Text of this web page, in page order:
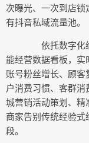
次曝光、一次到店锁
有抖音私域流量池。
依托数字化经
能经营数据看板，实
账号粉丝增长、顾
户消费习惯、客群
城营销活动策划、
商家告别传统经验
段。